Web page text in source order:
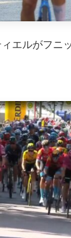
エルがフニ